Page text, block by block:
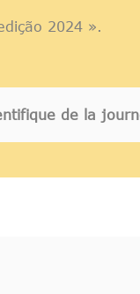
2024 ».
de la